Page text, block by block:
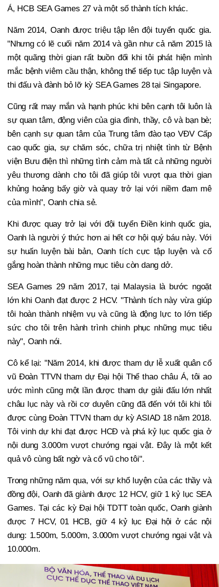
Á, HCB SEA Games 27 và một số thành tích khác.
Năm 2014, Oanh được triệu tập lên đội tuyển quốc gia.
"Nhưng có lẽ cuối năm 2014 và gần như cả năm 2015 là
một quãng thời gian rất buồn đối khi tôi phát hiện mình
mắc bệnh viêm cầu thận, không thể tiếp tục tập luyện và
thi đấu và đành bỏ lỡ kỳ SEA Games 28 tại Singapore.
Cũng rất may mắn và hạnh phúc khi bên cạnh tôi luôn là
sự quan tâm, động viên của gia đình, thầy, cô và bạn bè;
bên cạnh sự quan tâm của Trung tâm đào tạo VĐV Cấp
cao quốc gia, sự chăm sóc, chữa trị nhiệt tình từ Bệnh
viện Bưu điện thì những tình cảm mà tất cả những người
yêu thương dành cho tôi đã giúp tôi vượt qua thời gian
khủng hoảng bấy giờ và quay trở lại với niềm đam mê
của mình", Oanh chia sẻ.
Khi được quay trở lại với đội tuyển Điền kinh quốc gia,
Oanh là người ý thức hơn ai hết cơ hội quý báu này. Với
sự huấn luyện bài bản, Oanh tích cực tập luyện và cố
gắng hoàn thành những mục tiêu còn dang dở.
SEA Games 29 năm 2017, tại Malaysia là bước ngoặt
lớn khi Oanh đạt được 2 HCV. "Thành tích này vừa giúp
tôi hoàn thành nhiệm vụ và cũng là động lực to lớn tiếp
sức cho tôi trên hành trình chinh phục những mục tiêu
này", Oanh nói.
Cô kể lại: "Năm 2014, khi được tham dự lễ xuất quân cổ
vũ Đoàn TTVN tham dự Đại hội Thể thao châu Á, tôi ao
ước mình cũng một lần được tham dự giải đấu lớn nhất
châu lục này và rồi cơ duyên cũng đã đến với tôi khi tôi
được cùng Đoàn TTVN tham dự kỳ ASIAD 18 năm 2018.
Tôi vinh dự khi đạt được HCĐ và phá kỷ lục quốc gia ở
nội dung 3.000m vượt chướng ngại vật. Đây là một kết
quả vô cùng bất ngờ và cổ vũ cho tôi".
Trong những năm qua, với sự khổ luyện của các thầy và
đồng đội, Oanh đã giành được 12 HCV, giữ 1 kỷ lục SEA
Games. Tại các kỳ Đại hội TDTT toàn quốc, Oanh giành
được 7 HCV, 01 HCB, giữ 4 kỷ lục Đại hội ở các nội
dung: 1.500m, 5.000m, 3.000m vượt chướng ngại vật và
10.000m.